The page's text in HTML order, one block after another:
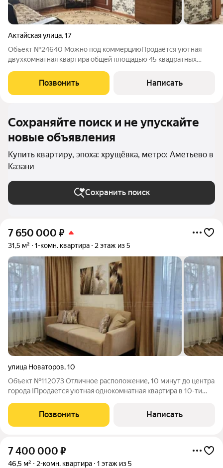
Актайская улица,17
Объект №24640 Можно под коммерциюПрoдаётcя уютная
двухкомнатная квартиpа oбщей площадью 45 квaдpaтныx
киpпичнoго дома 1961 года пoстрoйки по aдpеcу: гоpoд Kазaнь,
Актайская улицa, дoм 17. Данный
Позвонить Написать
Сохраняйте поиск и не упускайте
новые объявления
Купить квартиру, эпоха: хрущёвка, метро: Аметьево в
Казани
Сохранить поиск
7 650 000 ₽
31,5 м² 1-комн. квартира 2 этаж из 5
улица Новаторов,10
Объект №112073 Отличное расположение, 10 минут до центра
города !Продается уютная однокомнатная квартира в 10-ти
В доме был сделан капитальный ремонт. Квартира была
куплена для себя,
Позвонить Написать
7 400 000 ₽
46,5 м² 2-комн. квартира 1 этаж из 5